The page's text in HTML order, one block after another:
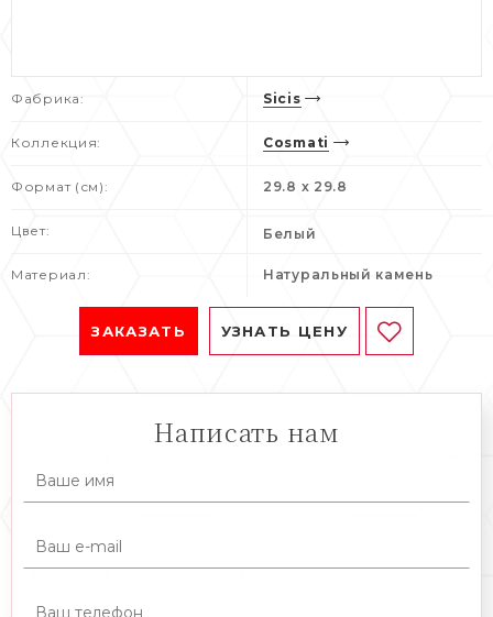
Фабрика: Sicis
Коллекция: Cosmati
Формат (см): 29.8 x 29.8
Цвет: Белый
Материал: Натуральный камень
ЗАКАЗАТЬ УЗНАТЬ ЦЕНУ
Написать нам